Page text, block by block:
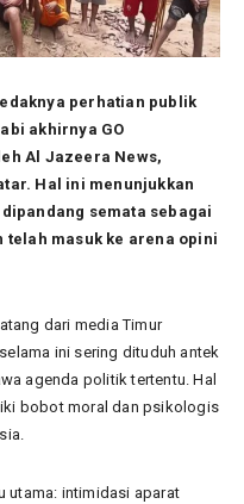
perhatian publik
akhirnya GO
Al Jazeera News,
Hal ini menunjukkan
semata sebagai
telah masuk ke arena opini
dari media Timur
ini sering dituduh antek
agenda politik tertentu. Hal
bobot moral dan psikologis
utama: intimidasi aparat